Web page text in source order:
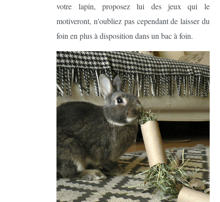
votre lapin, proposez lui des jeux qui le
motiveront, n'oubliez pas cependant de laisser du
foin en plus à disposition dans un bac à foin.